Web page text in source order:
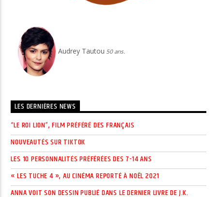
Audrey Tautou 50 ans.
LES DERNIÈRES NEWS
“LE ROI LION”, FILM PRÉFÉRÉ DES FRANÇAIS
NOUVEAUTÉS SUR TIKTOK
LES 10 PERSONNALITÉS PRÉFÉRÉES DES 7-14 ANS
« LES TUCHE 4 », AU CINÉMA REPORTÉ À NOËL 2021
ANNA VOIT SON DESSIN PUBLIÉ DANS LE DERNIER LIVRE DE J.K.